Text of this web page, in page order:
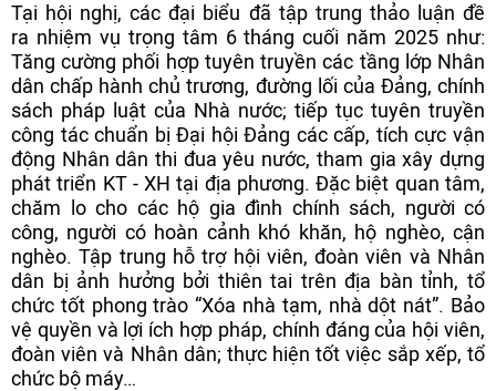
Tại hội nghị, các đại biểu đã tập trung thảo luận đề
ra nhiệm vụ trọng tâm 6 tháng cuối năm 2025 như:
Tăng cường phối hợp tuyên truyền các tầng lớp Nhân
dân chấp hành chủ trương, đường lối của Đảng, chính
sách pháp luật của Nhà nước; tiếp tục tuyên truyền
công tác chuẩn bị Đại hội Đảng các cấp, tích cực vận
động Nhân dân thi đua yêu nước, tham gia xây dựng
phát triển KT - XH tại địa phương. Đặc biệt quan tâm,
chăm lo cho các hộ gia đình chính sách, người có
công, người có hoàn cảnh khó khăn, hộ nghèo, cận
nghèo. Tập trung hỗ trợ hội viên, đoàn viên và Nhân
dân bị ảnh hưởng bởi thiên tai trên địa bàn tỉnh, tổ
chức tốt phong trào “Xóa nhà tạm, nhà dột nát”. Bảo
vệ quyền và lợi ích hợp pháp, chính đáng của hội viên,
đoàn viên và Nhân dân; thực hiện tốt việc sắp xếp, tổ
chức bộ máy…